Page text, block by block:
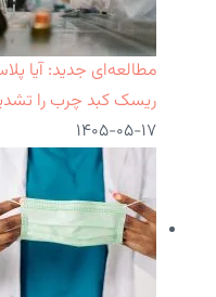
مطالعه‌ای جدید: آیا
ریسک کبد چرب را
۱۴۰۵-۰۵-۱۷